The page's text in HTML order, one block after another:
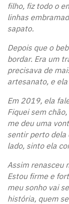
filho, fiz todo o
linhas
sapato.
Depois que o
bordar. Era um
precisava de
artesanato, e
Em 2019, ela
Fiquei sem
me deu uma
sentir perto dela
lado, sinto ela
Assim renasceu
Estou firme e
meu sonho vai
história, quem